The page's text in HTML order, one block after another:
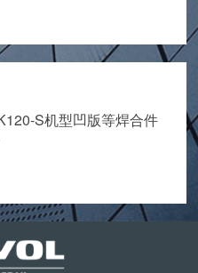
S机型凹版等焊合件